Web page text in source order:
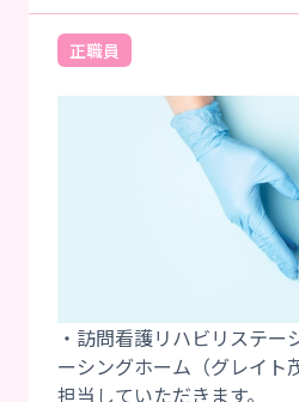
正職員
・訪問看護リハビリステー
ーシングホーム（グレイト
担当していただきます。